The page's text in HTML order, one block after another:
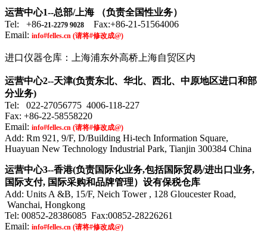
运营中心1--总部/上海 （负责全国性业务）
Tel: +86-21-2279 9028 Fax:+86-21-51564006
Email: info#felles.cn (请将#修改成@)
进口仪器仓库：上海浦东外高桥上海自贸区内
运营中心2--天津(负责东北、华北、西北、中原地区进口和部
分业务)
Tel: 022-27056775 4006-118-227
Fax: +86-22-58558220
Email: info#felles.cn (请将#修改成@)
Add: Rm 921, 9/F, D/Building Hi-tech Information Square,
Huayuan New Technology Industrial Park, Tianjin 300384 China
运营中心3--香港(负责国际化业务,包括国际贸易/进出口业务,
国际支付, 国际采购和品牌管理）设有保税仓库
Add: Units A &B, 15/F, Neich Tower , 128 Gloucester Road,
Wanchai, Hongkong
Tel: 00852-28386085 Fax:00852-28226261
Email: info#felles.cn (请将#修改成@)